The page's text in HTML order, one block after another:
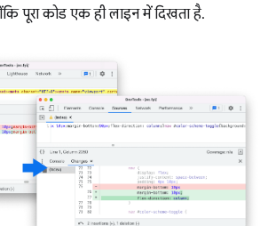
पूरा कोड एक ही लाइन में दिखता है.